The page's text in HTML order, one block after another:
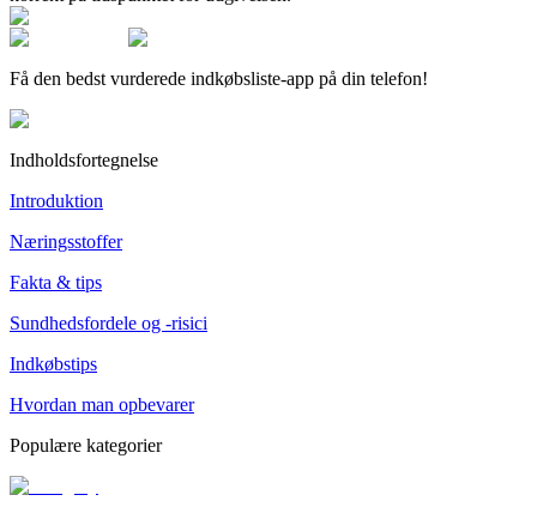
Få den bedst vurderede indkøbsliste-app på din telefon!
Indholdsfortegnelse
Introduktion
Næringsstoffer
Fakta & tips
Sundhedsfordele og -risici
Indkøbstips
Hvordan man opbevarer
Populære kategorier